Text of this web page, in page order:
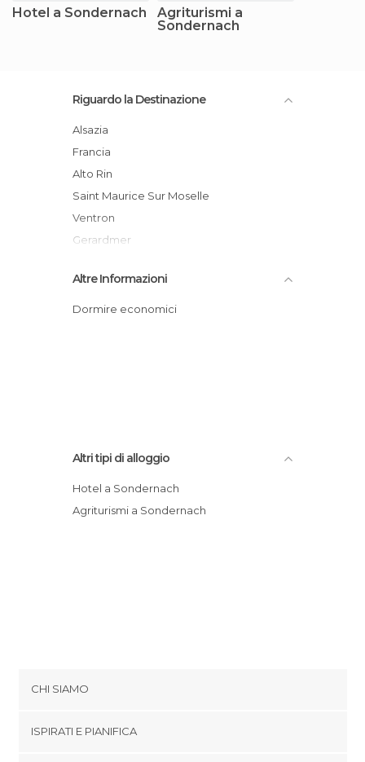
Hotel a Sondernach
Agriturismi a
Sondernach
Riguardo la Destinazione
Alsazia
Francia
Alto Rin
Saint Maurice Sur Moselle
Ventron
Gerardmer
Le Lac Blanc
Altre Informazioni
Dormire economici
Altri tipi di alloggio
Hotel a Sondernach
Agriturismi a Sondernach
CHI SIAMO
ISPIRATI E PIANIFICA